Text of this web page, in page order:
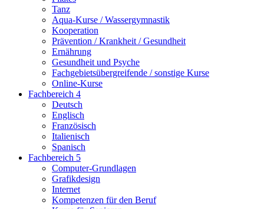
Tanz
Aqua-Kurse / Wassergymnastik
Kooperation
Prävention / Krankheit / Gesundheit
Ernährung
Gesundheit und Psyche
Fachgebietsübergreifende / sonstige Kurse
Online-Kurse
Fachbereich 4
Deutsch
Englisch
Französisch
Italienisch
Spanisch
Fachbereich 5
Computer-Grundlagen
Grafikdesign
Internet
Kompetenzen für den Beruf